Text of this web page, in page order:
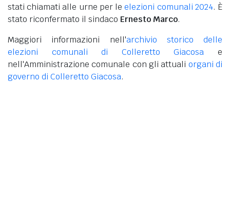
stati chiamati alle urne per leelezioni comunali 2024. È
stato riconfermato il sindaco Ernesto Marco.
Maggiori informazioni nell'archivio storico delle
elezioni comunali di Colleretto Giacosa e
nell'Amministrazione comunale con gli attuali organi di
governo di Colleretto Giacosa.